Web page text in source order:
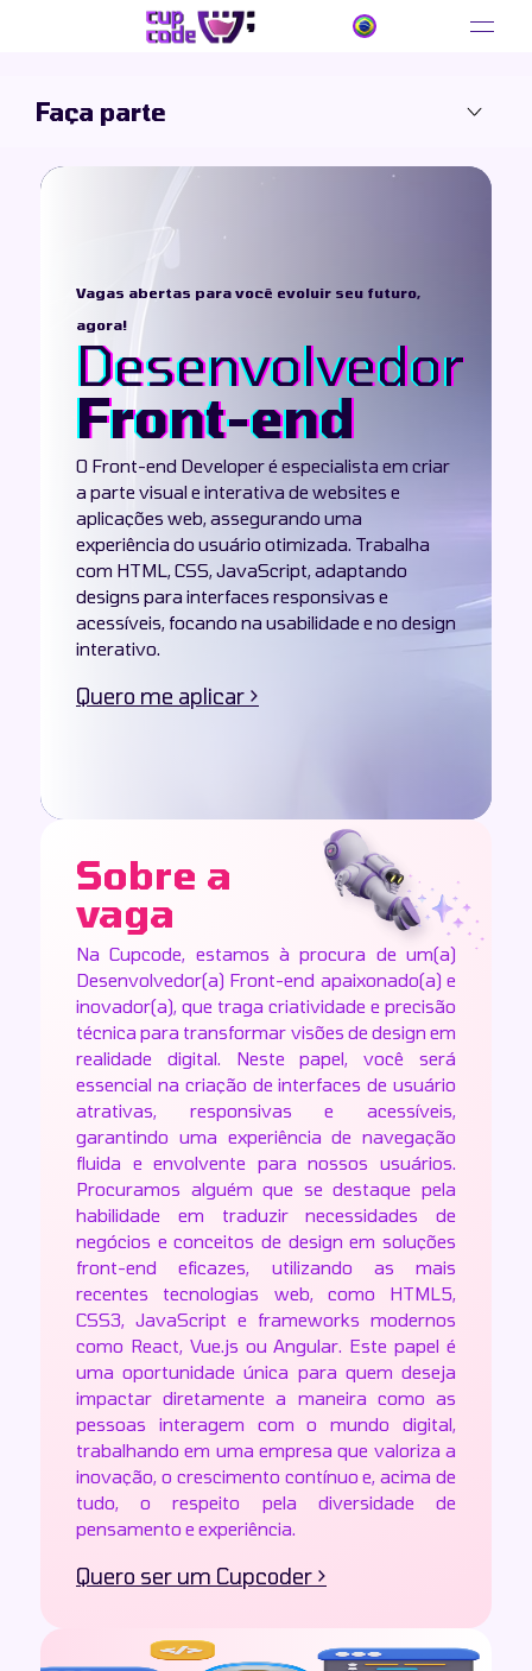
Faça parte
Vantagens Cupcode
Faça parte
Vagas abertas para você evoluir seu futuro,
agora!
Desenvolvedor
Front-end
O Front-end Developer é especialista em criar
a parte visual e interativa de websites e
aplicações web, assegurando uma
experiência do usuário otimizada. Trabalha
com HTML, CSS, JavaScript, adaptando
designs para interfaces responsivas e
acessíveis, focando na usabilidade e no design
interativo.
Quero me aplicar >
Sobre a
vaga
Na Cupcode, estamos à procura de um(a)
Desenvolvedor(a) Front-end apaixonado(a) e
inovador(a), que traga criatividade e precisão
técnica para transformar visões de design em
realidade digital. Neste papel, você será
essencial na criação de interfaces de usuário
atrativas, responsivas e acessíveis,
garantindo uma experiência de navegação
fluida e envolvente para nossos usuários.
Procuramos alguém que se destaque pela
habilidade em traduzir necessidades de
negócios e conceitos de design em soluções
front-end eficazes, utilizando as mais
recentes tecnologias web, como HTML5,
CSS3, JavaScript e frameworks modernos
como React, Vue.js ou Angular. Este papel é
uma oportunidade única para quem deseja
impactar diretamente a maneira como as
pessoas interagem com o mundo digital,
trabalhando em uma empresa que valoriza a
inovação, o crescimento contínuo e, acima de
tudo, o respeito pela diversidade de
pensamento e experiência.
Quero ser um Cupcoder >